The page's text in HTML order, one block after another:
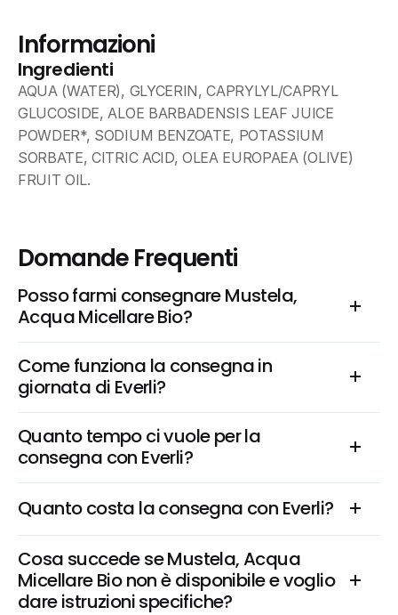
Informazioni
Ingredienti
AQUA (WATER), GLYCERIN, CAPRYLYL/CAPRYL
GLUCOSIDE, ALOE BARBADENSIS LEAF JUICE
POWDER*, SODIUM BENZOATE, POTASSIUM
SORBATE, CITRIC ACID, OLEA EUROPAEA (OLIVE)
FRUIT OIL.
Domande Frequenti
Posso farmi consegnare Mustela,
Acqua Micellare Bio?
Come funziona la consegna in
giornata di Everli?
Quanto tempo ci vuole per la
consegna con Everli?
Quanto costa la consegna con Everli?
Cosa succede se Mustela, Acqua
Micellare Bio non è disponibile e voglio
dare istruzioni specifiche?